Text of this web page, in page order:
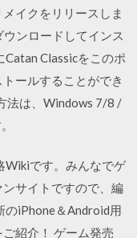
イクをリリースしま
ンロードしてインス
Catan Classicをこのポ
ールすることができ
法は、Windows 7/8 /
Wikiです。みんなでゲ
サイトですので、編
のiPhone＆Android用
紹介！ ゲーム発売